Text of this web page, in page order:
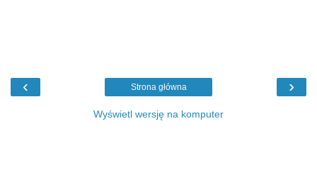
‹ ›
Strona główna
Wyświetl wersję na komputer